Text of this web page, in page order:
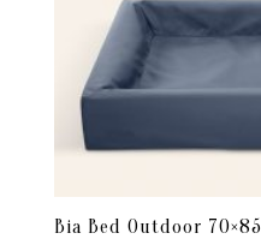
Bia Bed Outdoor 70×85